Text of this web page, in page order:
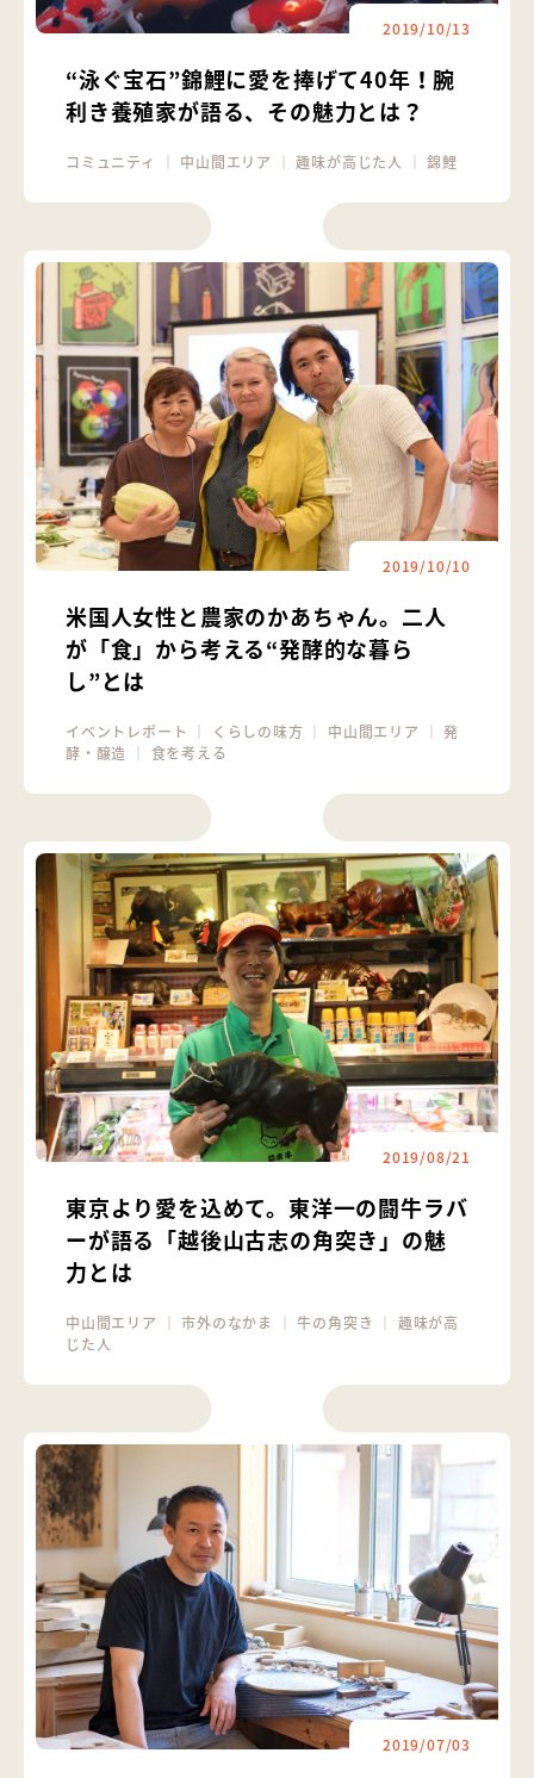
2019/10/13
“泳ぐ宝石”錦鯉に愛を捧げて40年！腕
利き養殖家が語る、その魅力とは？
コミュニティ ｜ 中山間エリア ｜趣味が高じた人 ｜錦鯉
2019/10/10
米国人女性と農家のかあちゃん。二人
が「食」から考える“発酵的な暮ら
し”とは
イベントレポート ｜ くらしの味方 ｜ 中山間エリア ｜発
酵・醸造 ｜ 食を考える
2019/08/21
東京より愛を込めて。東洋一の闘牛ラバ
ーが語る「越後山古志の角突き」の魅
力とは
中山間エリア ｜市外のなかま ｜牛の角突き ｜ 趣味が高
じた人
2019/07/03